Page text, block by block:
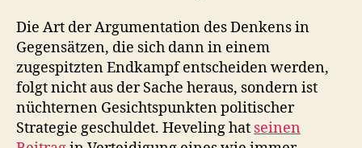
Die Art der Argumentation des Denkens in
Gegensätzen, die sich dann in einem
zugespitzten Endkampf entscheiden werden,
folgt nicht aus der Sache heraus, sondern ist
nüchternen Gesichtspunkten politischer
Strategie geschuldet. Heveling hat seinen